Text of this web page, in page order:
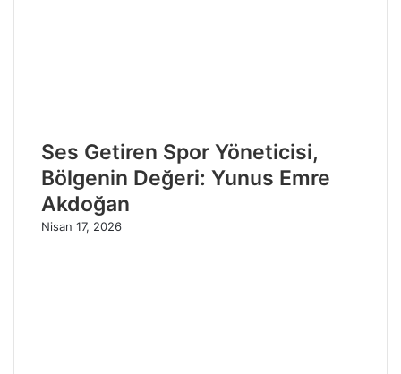
Ses Getiren Spor Yöneticisi,
Bölgenin Değeri: Yunus Emre
Akdoğan
Nisan 17, 2026